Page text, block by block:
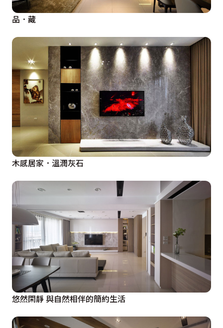
品．藏
木感居家．溫潤灰石
悠然閑靜 與自然相伴的簡約生活